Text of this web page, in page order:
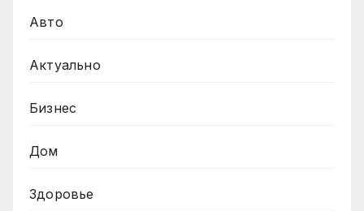
Авто
Актуально
Бизнес
Дом
Здоровье